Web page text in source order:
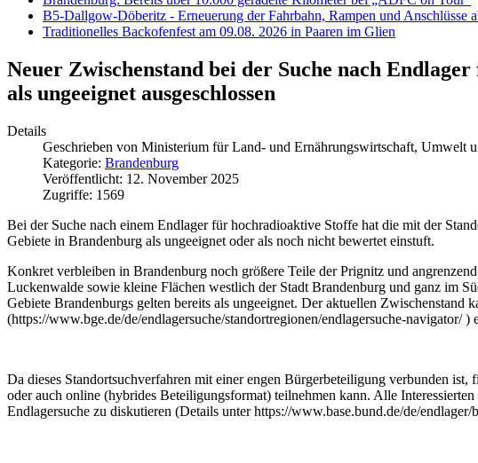
B5-Dallgow-Döberitz - Erneuerung der Fahrbahn, Rampen und Anschlüsse
Traditionelles Backofenfest am 09.08. 2026 in Paaren im Glien
Neuer Zwischenstand bei der Suche nach
als ungeeignet ausgeschlossen
Details
Geschrieben von Ministerium für Land- und Ernährungswirtschaft, Umwelt
Kategorie: Brandenburg
Veröffentlicht: 12. November 2025
Zugriffe: 1569
Bei der Suche nach einem Endlager für hochradioaktive Stoffe hat die mit der
Gebiete in Brandenburg als ungeeignet oder als noch nicht bewertet einstuft.
Konkret verbleiben in Brandenburg noch größere Teile der Prignitz und
Luckenwalde sowie kleine Flächen westlich der Stadt Brandenburg und ganz im
Gebiete Brandenburgs gelten bereits als ungeeignet. Der aktuellen Zwischenstand
(https://www.bge.de/de/endlagersuche/standortregionen/endlagersuche-navigator/ )
Da dieses Standortsuchverfahren mit einer engen Bürgerbeteiligung verbunden
oder auch online (hybrides Beteiligungsformat) teilnehmen kann. Alle
Endlagersuche zu diskutieren (Details unter https://www.base.bund.de/de/